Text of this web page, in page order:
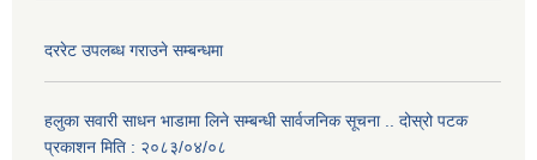
दररेट उपलब्ध गराउने सम्बन्धमा
हलुका सवारी साधन भाडामा लिने सम्बन्धी सार्वजनिक सूचना .. दोस्रो पटक
प्रकाशन मिति : २०८३/०४/०८